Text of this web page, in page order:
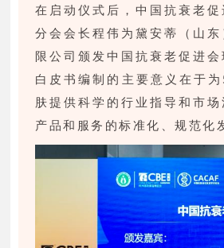
在启动仪式后，中国抗衰老
分会会长程伟为黛安蒂（山
限公司颁发中国抗衰老促进会
白皮书编制的主要意义在于
肤提供科学的行业指导和市
产品和服务的标准化、规范化